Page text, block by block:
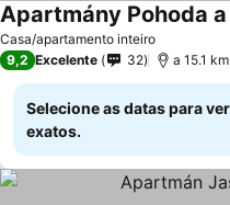
Casa/apartamento inteiro
Apartmány Pohoda
9,2 Excelente 32 a 15.1
Selecione as datas para
exatos.